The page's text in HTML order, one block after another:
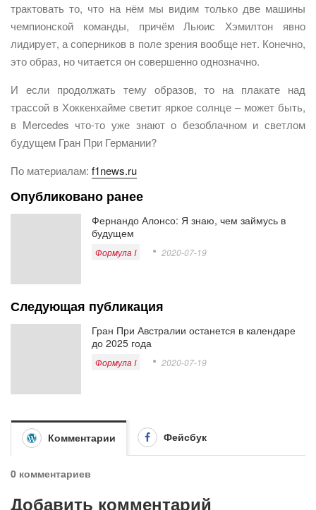
трактовать то, что на нём мы видим только две машины
чемпионской команды, причём Льюис Хэмилтон явно
лидирует, а соперников в поле зрения вообще нет. Конечно,
это образ, но читается он совершенно однозначно.
И если продолжать тему образов, то на плакате над
трассой в Хоккенхайме светит яркое солнце – может быть,
в Mercedes что-то уже знают о безоблачном и светлом
будущем Гран При Германии?
По материалам: f1news.ru
Опубликовано ранее
Фернандо Алонсо: Я знаю, чем займусь в
будущем
Формула I 2020-07-19
Следующая публикация
Гран При Австралии останется в календаре
до 2025 года
Формула I 2020-07-19
Комментарии Фейсбук
0 комментариев
Добавить комментарий